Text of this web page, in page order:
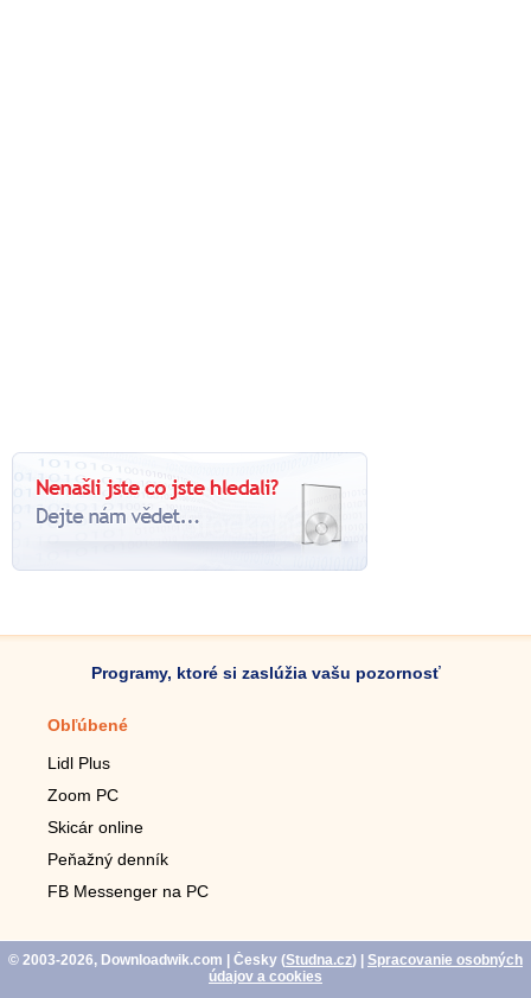
Programy, ktoré si zaslúžia vašu pozornosť
Obľúbené
Lidl Plus
Zoom PC
Skicár online
Peňažný denník
FB Messenger na PC
© 2003-2026, Downloadwik.com | Česky (Studna.cz)
Spracovanie osobných
údajov a cookies